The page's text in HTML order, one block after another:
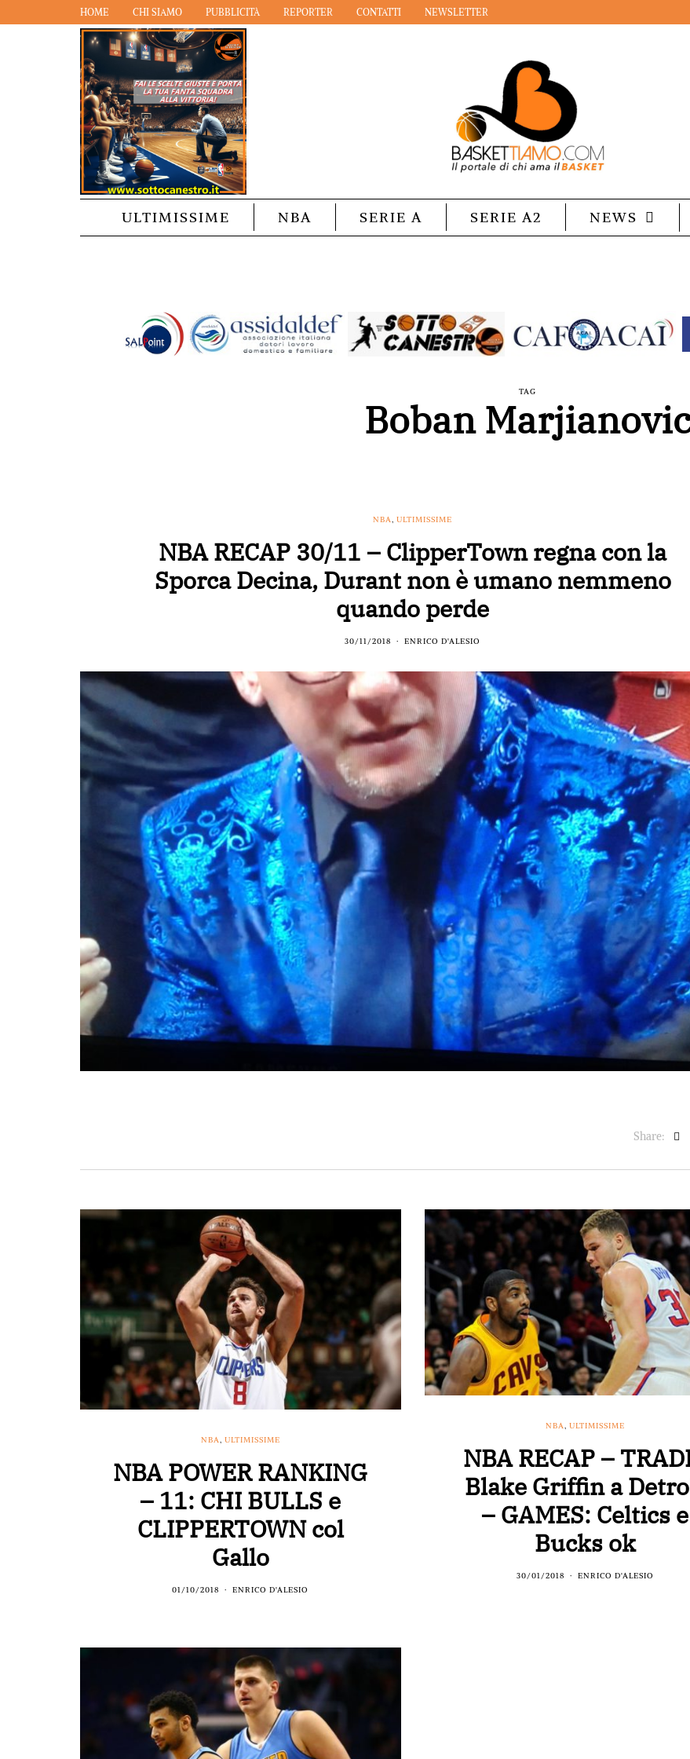
HOME CHI SIAMO PUBBLICITÀ REPORTER CONTATTI NEWSLETTER
ULTIMISSIME NBA SERIE A SERIE A2 NEWS
TAG
Boban
NBA,ULTIMISSIME
NBA RECAP 30/11 – ClipperTown regna con la
Sporca Decina, Durant non è umano nemmeno
quando perde
30/11/2018 ENRICO D'ALESIO
Share:
NBA, ULTIMISSIME
NBA POWER RANKING
– 11: CHI BULLS e
CLIPPERTOWN col
Gallo
01/10/2018 ENRICO D'ALESIO
NBA, ULTIMISSIME
NBA RECAP –
Blake Griffin a
– GAMES: Celtics e
Bucks ok
30/01/2018 ENRICO D'ALESIO
BENEDETTO XIV CENTO,
BERGAMO BASKET 2014, FORLÌ
PALLACANESTRO 2.015,FORTITUDO BOLOGNA
NEW BASKET BRINDISI,PISTOIA BASKET
ROSETO, SCAFATI BASKET 1969 ,SCALIGERA
BASKET VERONA,SCANDONE AVELLINO
SERIE
A2,URANIA MILANO,VUELLE PESARO
Serie A2, le protagoniste
della stagione 2025-26
08/08/2025
BASKET NEWS, ULTIMISSIME
Alla Roig Arena di
Valencia arriva «The
Eye»
14/07/2025
BASKET NEWS,
Piazza Paci a
con un’opera
cielo
17/06/2026